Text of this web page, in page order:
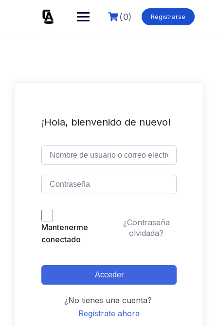
(0) Registrarse
¡Hola, bienvenido de nuevo!
Mantenerme
conectado
¿Contraseña
olvidada?
Acceder
¿No tienes una cuenta?
Regístrate ahora